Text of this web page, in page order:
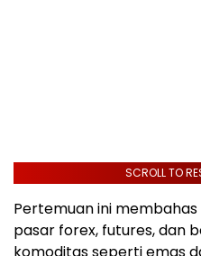
SCROLL TO
Pertemuan ini
pasar forex, futures, dan
komoditas seperti emas